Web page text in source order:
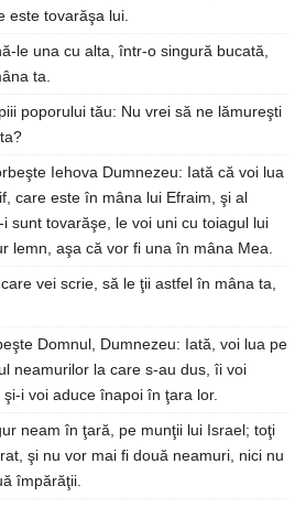
este tovarăşa lui.
le una cu alta, într-o singură bucată,
ta.
poporului tău: Nu vrei să ne lămureşti
Iehova Dumnezeu: Iată că voi lua
care este în mâna lui Efraim, şi al
sunt tovarăşe, le voi uni cu toiagul lui
lemn, aşa că vor fi una în mâna Mea.
vei scrie, să le ţii astfel în mâna ta,
Domnul, Dumnezeu: Iată, voi lua pe
neamurilor la care s-au dus, îi voi
i voi aduce înapoi în ţara lor.
neam în ţară, pe munţii lui Israel; toţi
şi nu vor mai fi două neamuri, nici nu
împărăţii.